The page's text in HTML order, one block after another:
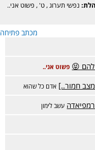
נפשי תערוג,ט', פשוט אני..
מכתב פתיחה
😝 פשוט אני..
חמור..] אדם כל שהוא
עשב לימון